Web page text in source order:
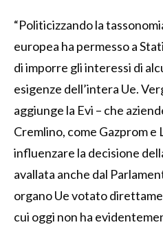
“Politicizzando la
europea ha permesso a
di imporre gli interessi di
esigenze dell’intera Ue.
aggiunge la Evi – che
Cremlino, come Gazprom e
influenzare la decisione
avallata anche dal
organo Ue votato
cui oggi non ha